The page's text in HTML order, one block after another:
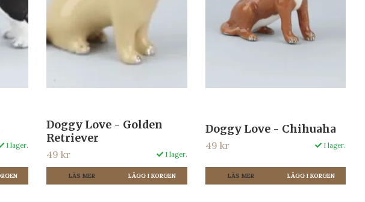
I lager.
Doggy Love - Golden
Retriever
49 kr I lager.
LÄS MER
Doggy Love - Chihuaha
49 kr I lager.
LÄS MER